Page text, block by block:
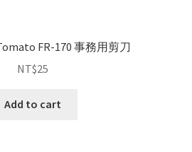
FR-170 事務用剪刀
NT$25
Add to cart